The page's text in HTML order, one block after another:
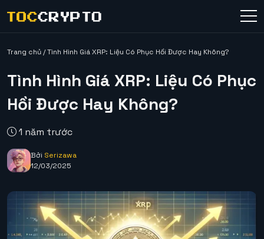
Trang chủ/Tình Hình Giá XRP: Liệu Có Phục Hồi Được Hay Không?
Tình Hình Giá XRP: Liệu Có Phục
Hồi Được Hay Không?
1 năm trước
Bởi Serizawa
12/03/2025